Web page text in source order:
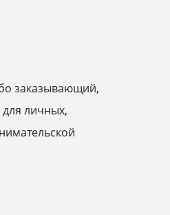
заказывающий,
личных,